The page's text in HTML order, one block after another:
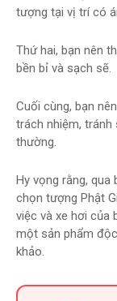
tượng tại vị trí có
Thứ hai, bạn nên
bền bỉ và sạch sẽ.
Cuối cùng, bạn
trách nhiệm,
thường.
Hy vọng rằng, qua
chọn tượng Phật
việc và xe hơi của
một sản phẩm
khảo.